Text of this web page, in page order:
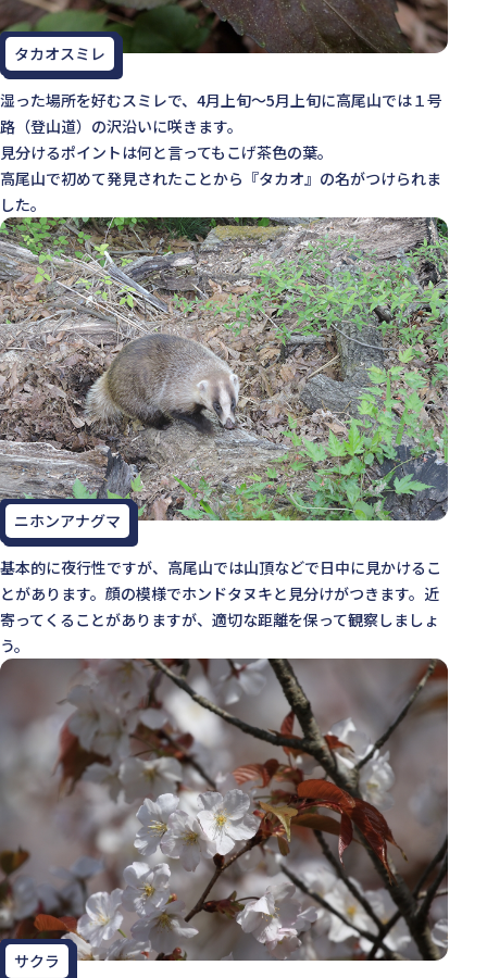
タカオスミレ
湿った場所を好むスミレで、4月上旬～5月上旬に高尾山では１号
路（登山道）の沢沿いに咲きます。
見分けるポイントは何と言ってもこげ茶色の葉。
高尾山で初めて発見されたことから『タカオ』の名がつけられま
した。
ニホンアナグマ
基本的に夜行性ですが、高尾山では山頂などで日中に見かけるこ
とがあります。顔の模様でホンドタヌキと見分けがつきます。近
寄ってくることがありますが、適切な距離を保って観察しましょ
う。
サクラ